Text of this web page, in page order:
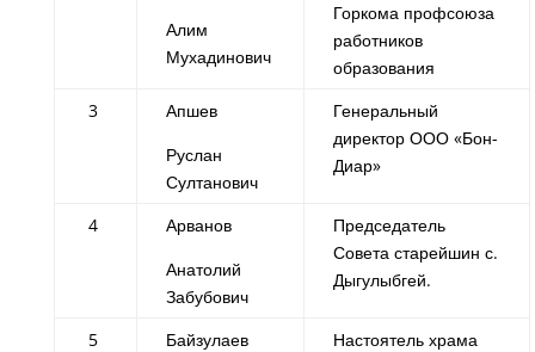
Алим
Мухадинович
Горкома профсоюза
работников
образования
3
Апшев
Руслан
Султанович
Генеральный
директор ООО «Бон-
Диар»
4
Арванов
Анатолий
Забубович
Председатель
Совета старейшин с.
Дыгулыбгей.
5
Байзулаев
Настоятель храма